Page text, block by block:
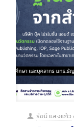
รัชนี แสงแก้ว